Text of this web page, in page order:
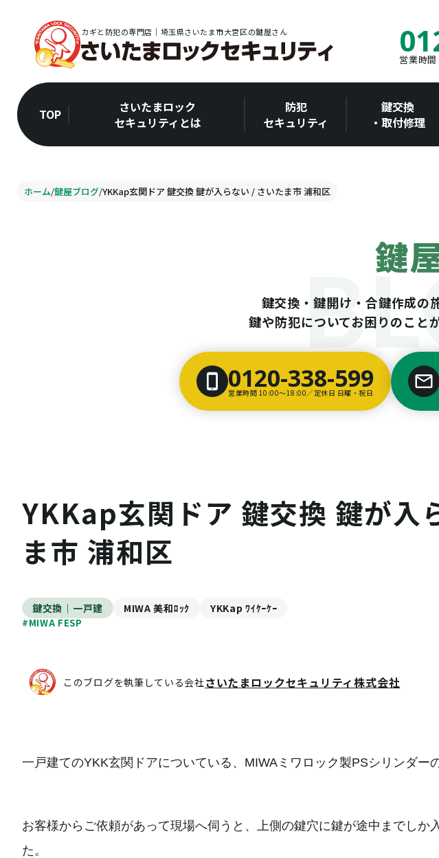
カギと防犯の専門店｜埼玉県さいたま市大宮区の鍵屋さん
営業時
TOP
さいたまロック
セキュリティとは
防犯
セキュリティ
鍵交換
・取付修理
ホーム/鍵屋ブログ/YKKap玄関ドア 鍵交換 鍵が入らない / さいたま市 浦和区
鍵
鍵交換・鍵開け・合鍵作成の
鍵や防犯についてお困りのこと
0120-338-599
営業時間 10:00〜18:00／定休日 日曜・祝日
YKKap玄関ドア 鍵交換 鍵が入
ま市 浦和区
鍵交換｜一戸建 MIWA 美和ﾛｯｸ YKKap ﾜｲｹｰｹｰ
#MIWA FESP
このブログを執筆している会社さいたまロックセキュリティ株式会社
一戸建てのYKK玄関ドアについている、MIWAミワロック製PSシリンダー
お客様からご依頼があって現場へ伺うと、上側の鍵穴に鍵が途中までしか
た。